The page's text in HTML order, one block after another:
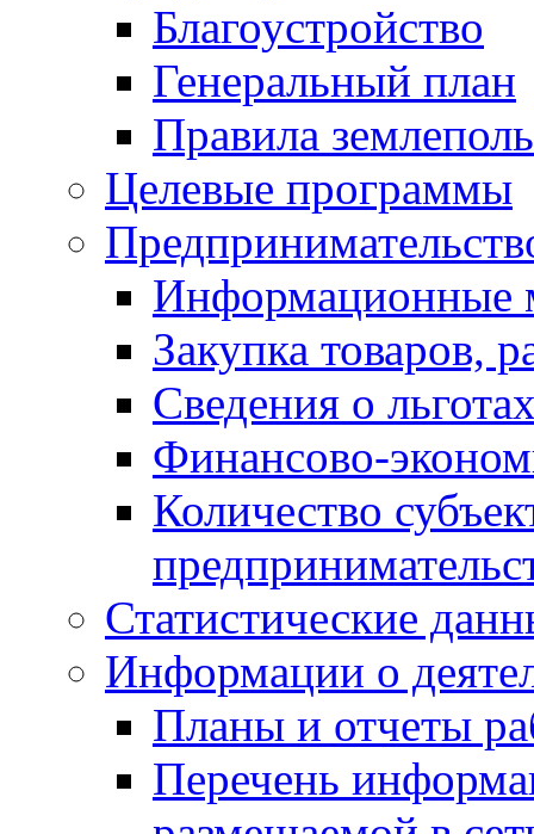
Благоустройство
Генеральный план
Правила
Целевые программы
Информационные
Закупка товаров,
Сведения о
Финансово-
Количество
Статистические
Информации о
Планы и отчеты
Перечень